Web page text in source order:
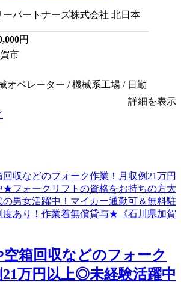
パートナーズ株式会社 北日本
円
市
オペレーター / 機械系工場 / 日勤
詳細を表示
箱回収などのフォーク
万円以上◎未経験活躍中